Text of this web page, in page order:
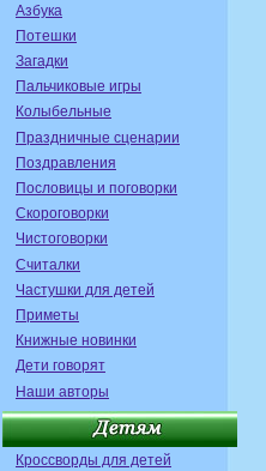
Азбука
Потешки
Загадки
Пальчиковые игры
Колыбельные
Праздничные сценарии
Поздравления
Пословицы и поговорки
Скороговорки
Чистоговорки
Считалки
Частушки для детей
Приметы
Книжные новинки
Дети говорят
Наши авторы
Кроссворды для детей